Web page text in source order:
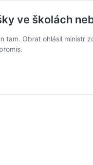
ve školách
tam. Obrat ohlásil